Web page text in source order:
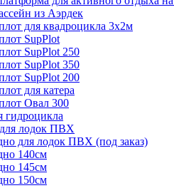
из Аэрдек
для квадроцикла 3х2м
SupPlot
SupPlot 250
SupPlot 350
SupPlot 200
для катера
Овал 300
гидроцикла
лодок ПВХ
для лодок ПВХ (под заказ)
140см
145см
150см